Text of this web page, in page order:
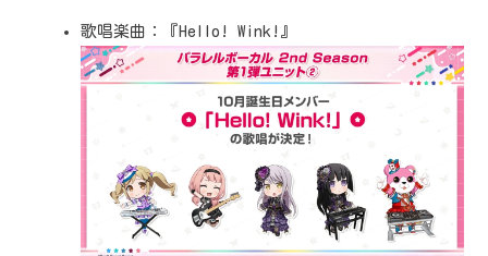
歌唱楽曲：『Hello! Wink!』